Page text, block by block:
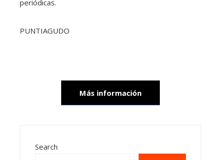
periódicas.
PUNTIAGUDO
Más información
Search